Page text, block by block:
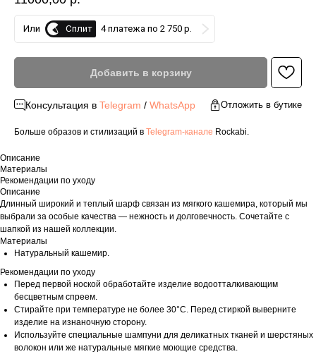
Или Сплит 4 платежа по 2 750 р.
Добавить в корзину
Консультация в Telegram / WhatsApp Отложить в бутике
Больше образов и стилизаций в Telegram-канале Rockabi.
Описание
Материалы
Рекомендации по уходу
Описание
Длинный широкий и теплый шарф связан из мягкого кашемира, который мы
выбрали за особые качества — нежность и долговечность. Сочетайте с
шапкой из нашей коллекции.
Материалы
Натуральный кашемир.
Рекомендации по уходу
Перед первой ноской обработайте изделие водоотталкивающим
бесцветным спреем.
Стирайте при температуре не более 30°С. Перед стиркой выверните
изделие на изнаночную сторону.
Используйте специальные шампуни для деликатных тканей и шерстяных
волокон или же натуральные мягкие моющие средства.